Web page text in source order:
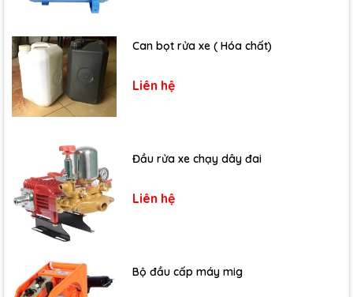
Can bọt rửa xe ( Hóa chất)
Liên hệ
Đầu rửa xe chạy dây đai
Liên hệ
Bộ đầu cấp máy mig